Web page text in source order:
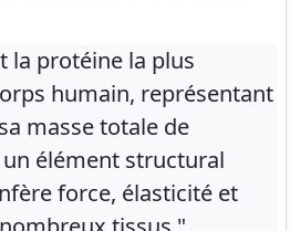
la protéine la plus
humain, représentant
masse totale de
élément structural
force, élasticité et